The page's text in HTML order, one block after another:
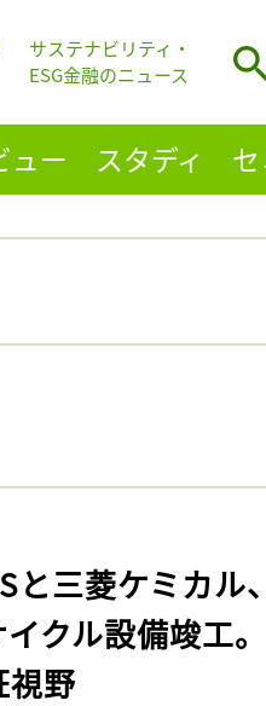
サステナビリティ・
ESG金融のニュース
ュー スタディ
と三菱ケミカル
クル設備竣工。
視野